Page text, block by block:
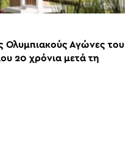
Ολυμπιακούς Αγώνες του
20 χρόνια μετά τη